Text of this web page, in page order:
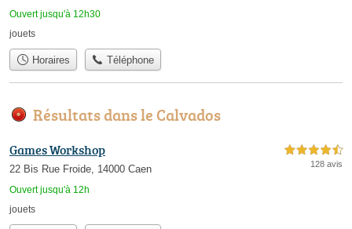
Ouvert jusqu'à 12h30
jouets
Horaires Téléphone
Résultats dans le Calvados
Games Workshop
22 Bis Rue Froide, 14000 Caen
Ouvert jusqu'à 12h
4,5 étoiles sur 5
128 avis
jouets